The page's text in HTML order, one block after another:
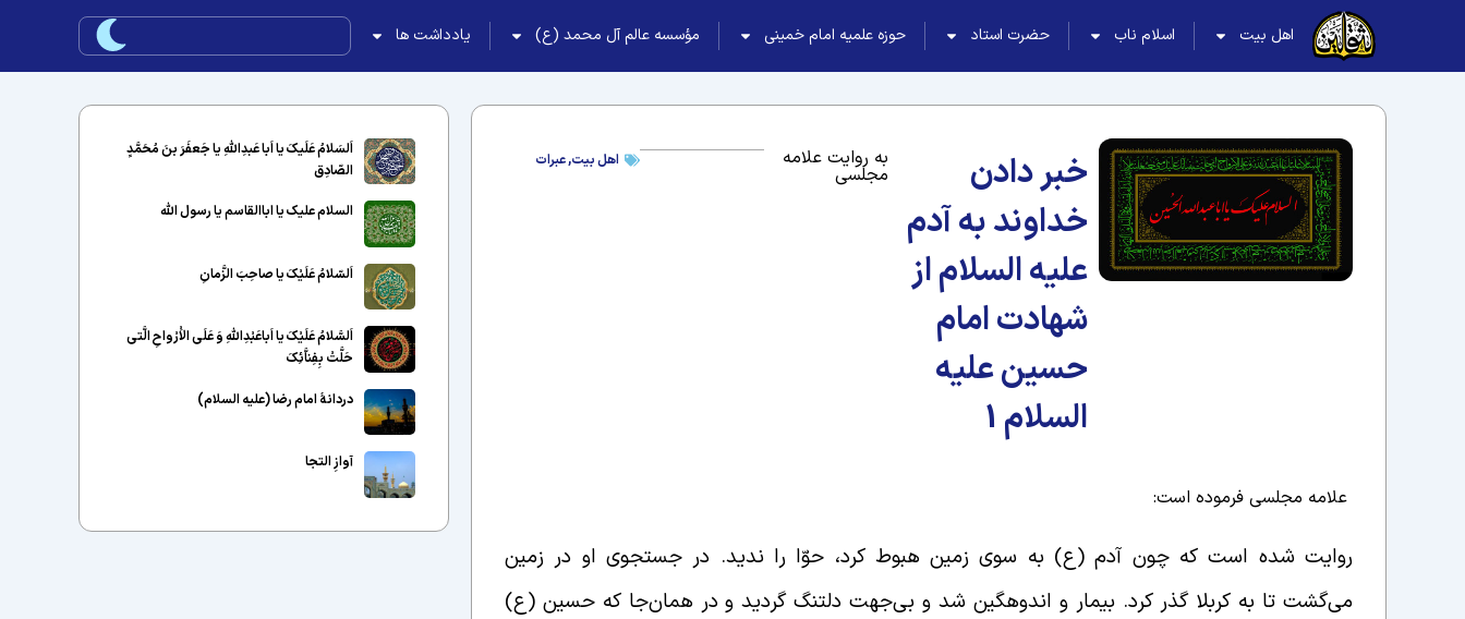
اهل بیت اسلام ناب حضرت استاد حوزه علمیه امام خمینی مؤسسه عالم آل محمد (ع) یادداشت ها
خبر دادن
خداوند به آدم
علیه السلام از
شهادت امام
حسین علیه
السلام 1
به روایت علامه
مجلسی
اهل بیت,عبرات
علامه مجلسی فرموده است:
روایت شده است که چون آدم (ع) به سوی زمین هبوط کرد، حوّا را ندید. در جستجوی او در زمین
می‌گشت تا به کربلا گذر کرد. بیمار و اندوهگین شد و بی‌جهت دلتنگ گردید و در همان‌جا که حسین (ع)
اَلسَلامُ عَلَیکَ یا اَبا عَبدِاللّهِ یا جَعفَرَ بنَ مُحَمَّدٍ
الصّادِق
السلام علیک یا اباالقاسم یا رسول الله
اَلسّلامُ عَلَیْکَ یا صاحِبَ الزَّمانِ
اَلسَّلامُ عَلَیْکَ یا اَباعَبْدِاللَّهِ وَ عَلَى الاَْرْواحِ الَّتى
حَلَّتْ بِفِناَّئِکَ
دردانهٔ امام رضا (علیه السلام)
آوازِ التجا